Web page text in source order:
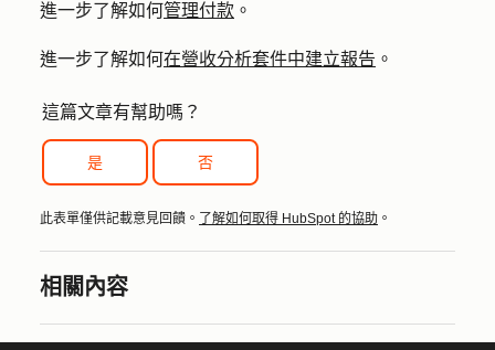
進一步了解如何管理付款 。
進一步了解如何在營收分析套件中建立報告 。
這篇文章有幫助嗎？
是 否
此表單僅供記載意見回饋。 了解如何取得 HubSpot 的協助 。
相關內容